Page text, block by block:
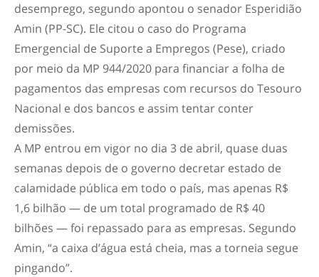
desemprego, segundo apontou o senador Esperidião
Amin (PP-SC). Ele citou o caso do Programa
Emergencial de Suporte a Empregos (Pese), criado
por meio da MP 944/2020 para financiar a folha de
pagamentos das empresas com recursos do Tesouro
Nacional e dos bancos e assim tentar conter
demissões.
A MP entrou em vigor no dia 3 de abril, quase duas
semanas depois de o governo decretar estado de
calamidade pública em todo o país, mas apenas R$
1,6 bilhão — de um total programado de R$ 40
bilhões — foi repassado para as empresas. Segundo
Amin, “a caixa d’água está cheia, mas a torneia segue
pingando”.